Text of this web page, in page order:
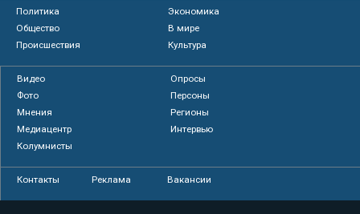
Политика
Экономика
Общество
В мире
Происшествия
Культура
Видео
Опросы
Фото
Персоны
Мнения
Регионы
Медиацентр
Интервью
Колумнисты
Контакты Реклама Вакансии